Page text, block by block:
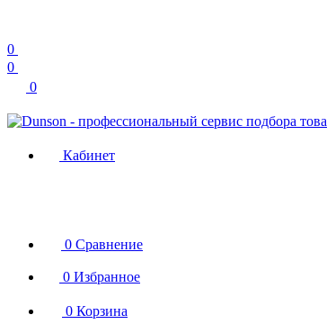
0
0
0
Кабинет
0 Сравнение
0 Избранное
0 Корзина